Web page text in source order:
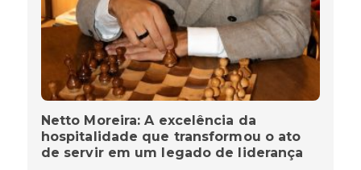
Netto Moreira: A excelência da
hospitalidade que transformou o ato
de servir em um legado de liderança